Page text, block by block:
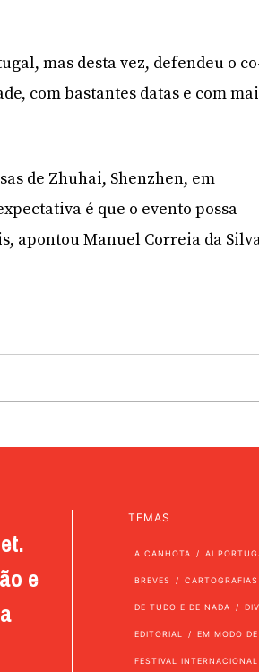
mas desta vez, defendeu o
com bastantes datas e com
de Zhuhai, Shenzhen, em
é que o evento possa
apontou Manuel Correia da
e
TEMAS
A CANHOTA AI
BREVES CARTOGRAFIAS
DE TUDO E DE NADA
EDITORIAL EM MODO
FESTIVAL